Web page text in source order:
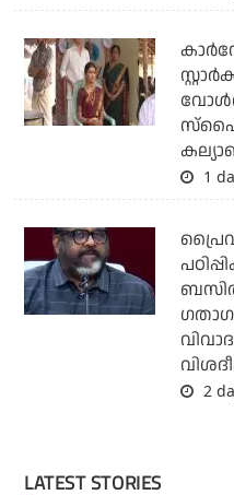
1
2
LATEST STORIES